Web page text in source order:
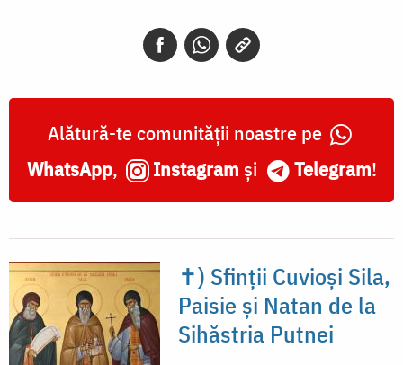
Alătură-te comunității noastre pe
WhatsApp, Instagram și Telegram!
✝) Sfinții Cuvioși Sila,
Paisie și Natan de la
Sihăstria Putnei